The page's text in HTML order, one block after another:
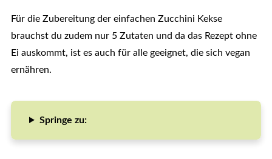
Für die Zubereitung der einfachen Zucchini Kekse
brauchst du zudem nur 5 Zutaten und da das Rezept ohne
Ei auskommt, ist es auch für alle geeignet, die sich vegan
ernähren.
Springe zu: